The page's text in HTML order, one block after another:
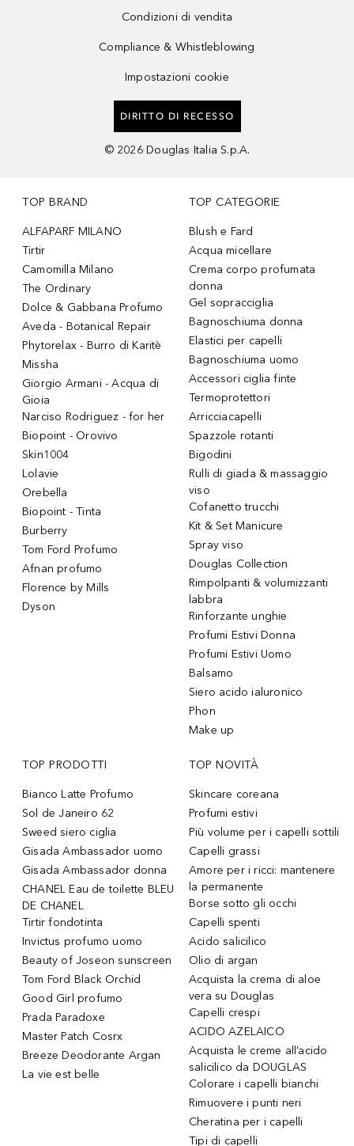
Condizioni di vendita
Compliance & Whistleblowing
Impostazioni cookie
DIRITTO DI RECESSO
© 2026 Douglas Italia S.p.A.
TOP BRAND
ALFAPARF MILANO
Tirtir
Camomilla Milano
The Ordinary
Dolce & Gabbana Profumo
Aveda - Botanical Repair
Phytorelax - Burro di Karitè
Missha
Giorgio Armani - Acqua di
Gioia
Narciso Rodriguez - for her
Biopoint - Orovivo
Skin1004
Lolavie
Orebella
Biopoint - Tinta
Burberry
Tom Ford Profumo
Afnan profumo
Florence by Mills
Dyson
TOP CATEGORIE
Blush e Fard
Acqua micellare
Crema corpo profumata
donna
Gel sopracciglia
Bagnoschiuma donna
Elastici per capelli
Bagnoschiuma uomo
Accessori ciglia finte
Termoprotettori
Arricciacapelli
Spazzole rotanti
Bigodini
Rulli di giada & massaggio
viso
Cofanetto trucchi
Kit & Set Manicure
Spray viso
Douglas Collection
Rimpolpanti & volumizzanti
labbra
Rinforzante unghie
Profumi Estivi Donna
Profumi Estivi Uomo
Balsamo
Siero acido ialuronico
Phon
Make up
TOP PRODOTTI
Bianco Latte Profumo
Sol de Janeiro 62
Sweed siero ciglia
Gisada Ambassador uomo
Gisada Ambassador donna
CHANEL Eau de toilette BLEU
DE CHANEL
Tirtir fondotinta
Invictus profumo uomo
Beauty of Joseon sunscreen
Tom Ford Black Orchid
Good Girl profumo
Prada Paradoxe
Master Patch Cosrx
Breeze Deodorante Argan
La vie est belle
TOP NOVITÀ
Skincare coreana
Profumi estivi
Più volume per i capelli sottili
Capelli grassi
Amore per i ricci: mantenere
la permanente
Borse sotto gli occhi
Capelli spenti
Acido salicilico
Olio di argan
Acquista la crema di aloe
vera su Douglas
Capelli crespi
ACIDO AZELAICO
Acquista le creme all’acido
salicilico da DOUGLAS
Colorare i capelli bianchi
Rimuovere i punti neri
Cheratina per i capelli
Tipi di capelli